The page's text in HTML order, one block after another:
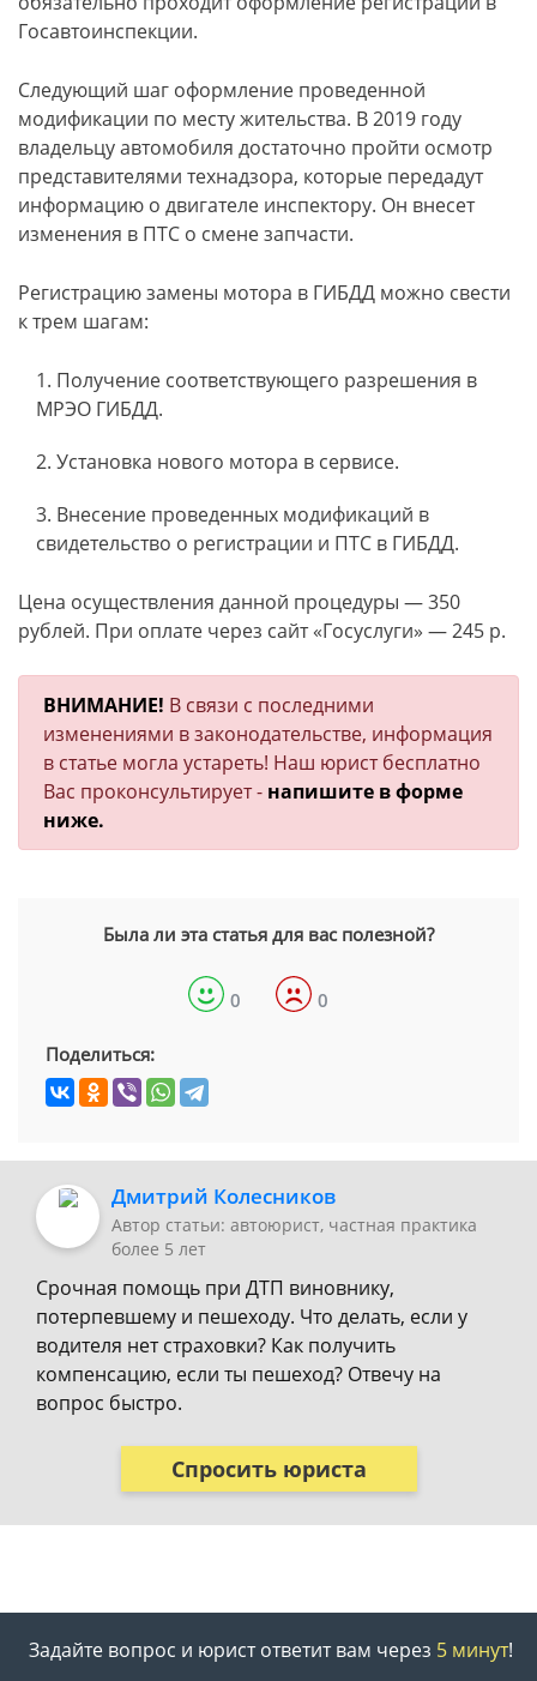
Госавтоинспекции.
Следующий шаг оформление проведенной
модификации по месту жительства. В 2019 году
владельцу автомобиля достаточно пройти осмотр
представителями технадзора, которые передадут
информацию о двигателе инспектору. Он внесет
изменения в ПТС о смене запчасти.
Регистрацию замены мотора в ГИБДД можно свести
к трем шагам:
Получение соответствующего разрешения в
МРЭО ГИБДД.
Установка нового мотора в сервисе.
Внесение проведенных модификаций в
свидетельство о регистрации и ПТС в ГИБДД.
Цена осуществления данной процедуры — 350
рублей. При оплате через сайт «Госуслуги» — 245 р.
ВНИМАНИЕ! В связи с последними
изменениями в законодательстве, информация
в статье могла устареть! Наш юрист бесплатно
Вас проконсультирует - напишите в форме
ниже.
Была ли эта статья для вас полезной?
0 0
Поделиться:
Дмитрий Колесников
Автор статьи: автоюрист, частная практика
более 5 лет
Срочная помощь при ДТП виновнику,
потерпевшему и пешеходу. Что делать, если у
водителя нет страховки? Как получить
компенсацию, если ты пешеход? Отвечу на
вопрос быстро.
Спросить юриста
Задайте вопрос и юрист ответит вам через 5 минут!